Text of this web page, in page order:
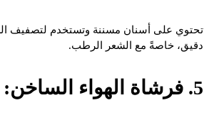
تحتوي على أسنان مسننة وتستخدم لتصفيف
دقيق، خاصةً مع الشعر الرطب.
5. فرشاة الهواء الساخن: